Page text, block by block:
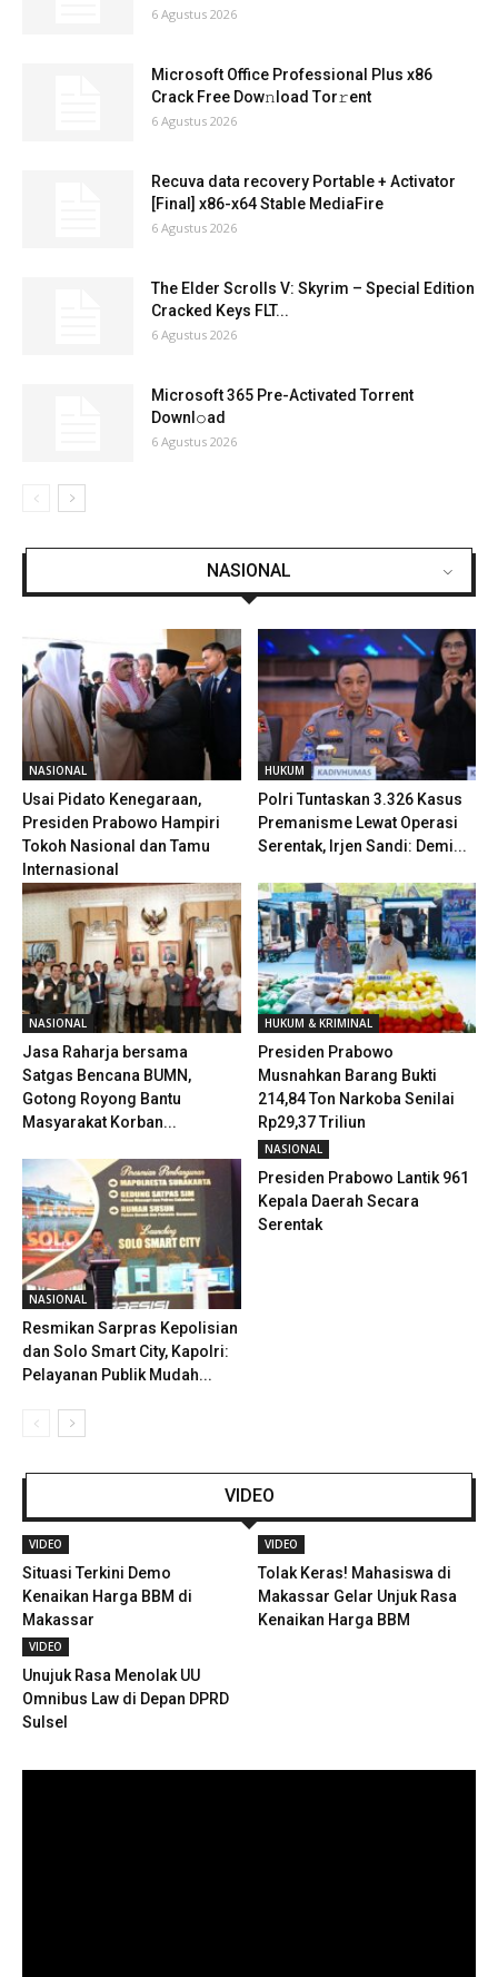
6 Agustus 2026
Microsoft Office Professional Plus x86
Crack Frее Dow𝚗load Tоr𝚛ent
6 Agustus 2026
Recuva data recovery Portable + Activator
[Final] x86-x64 Stable MediaFire
6 Agustus 2026
The Elder Scrolls V: Skyrim – Special Edition
Cracked Keys FLT...
6 Agustus 2026
Microsoft 365 Pre-Activated Torrent
Downl𝚘аd
6 Agustus 2026
NASIONAL
NASIONAL
Usai Pidato Kenegaraan,
Presiden Prabowo Hampiri
Tokoh Nasional dan Tamu
Internasional
HUKUM
Polri Tuntaskan 3.326 Kasus
Premanisme Lewat Operasi
Serentak, Irjen Sandi: Demi...
NASIONAL
Jasa Raharja bersama
Satgas Bencana BUMN,
Gotong Royong Bantu
Masyarakat Korban...
HUKUM & KRIMINAL
Presiden Prabowo
Musnahkan Barang Bukti
214,84 Ton Narkoba Senilai
Rp29,37 Triliun
NASIONAL
Resmikan Sarpras Kepolisian
dan Solo Smart City, Kapolri:
Pelayanan Publik Mudah...
NASIONAL
Presiden Prabowo Lantik 961
Kepala Daerah Secara
Serentak
VIDEO
VIDEO
Situasi Terkini Demo
Kenaikan Harga BBM di
Makassar
VIDEO
Tolak Keras! Mahasiswa di
Makassar Gelar Unjuk Rasa
Kenaikan Harga BBM
VIDEO
Unujuk Rasa Menolak UU
Omnibus Law di Depan DPRD
Sulsel